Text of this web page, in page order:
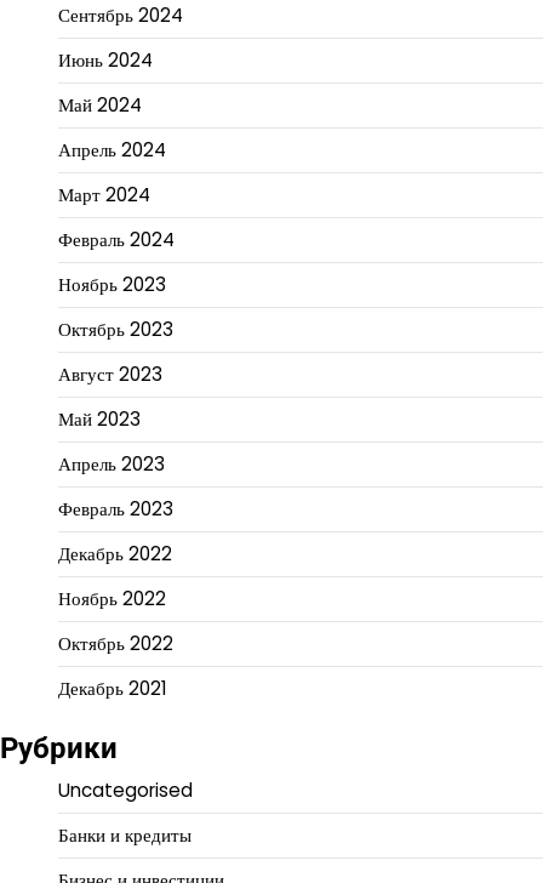
Сентябрь 2024
Июнь 2024
Май 2024
Апрель 2024
Март 2024
Февраль 2024
Ноябрь 2023
Октябрь 2023
Август 2023
Май 2023
Апрель 2023
Февраль 2023
Декабрь 2022
Ноябрь 2022
Октябрь 2022
Декабрь 2021
Рубрики
Uncategorised
Банки и кредиты